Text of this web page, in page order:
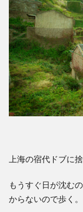
上海の宿代ドブに
もうすぐ日が沈む
からないので歩く。